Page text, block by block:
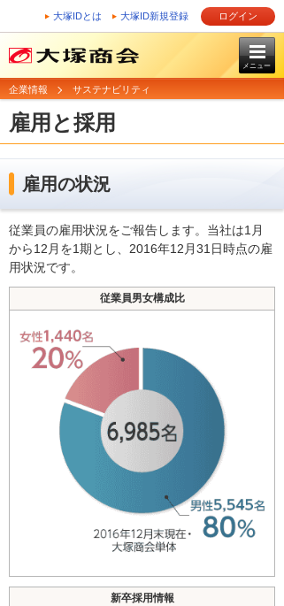
大塚IDとは 大塚ID新規登録 ログイン
メニュー
企業情報 サステナビリティ
雇用と採用
雇用の状況
従業員の雇用状況をご報告します。当社は1月
から12月を1期とし、2016年12月31日時点の雇
用状況です。
従業員男女構成比
新卒採用情報